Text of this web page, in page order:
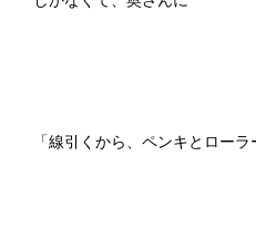
「線引くから、ペンキとローラ